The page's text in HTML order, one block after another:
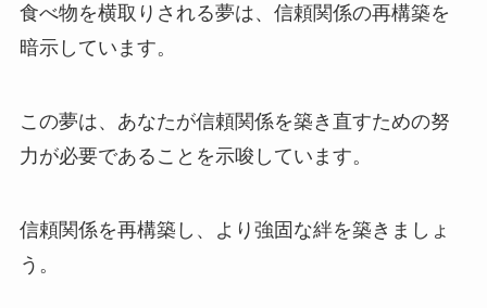
食べ物を横取りされる夢は、信頼関係の再構築を
暗示しています。
この夢は、あなたが信頼関係を築き直すための努
力が必要であることを示唆しています。
信頼関係を再構築し、より強固な絆を築きましょ
う。